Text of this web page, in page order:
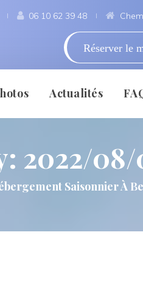
06 10 62 39 48
Réserver le
Mer
Actualité
2022/08/
Saisonnier À